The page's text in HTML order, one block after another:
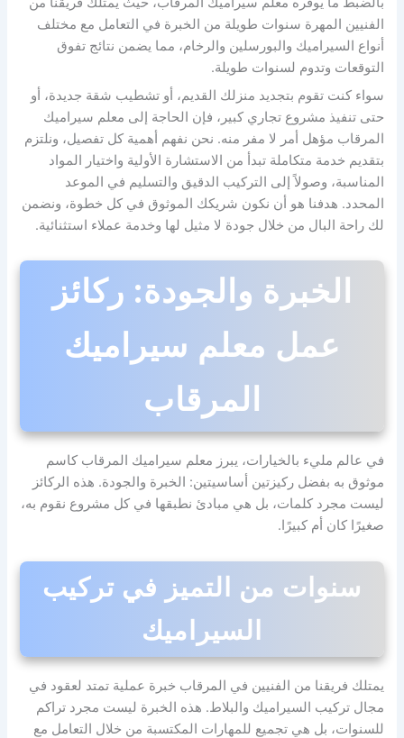
الفنيين المهرة سنوات طويلة من الخبرة في التعامل مع مختلف
أنواع السيراميك والبورسلين والرخام، مما يضمن نتائج تفوق
التوقعات وتدوم لسنوات طويلة.
سواء كنت تقوم بتجديد منزلك القديم، أو تشطيب شقة جديدة، أو
حتى تنفيذ مشروع تجاري كبير، فإن الحاجة إلى معلم سيراميك
المرقاب مؤهل أمر لا مفر منه. نحن نفهم أهمية كل تفصيل، ونلتزم
بتقديم خدمة متكاملة تبدأ من الاستشارة الأولية واختيار المواد
المناسبة، وصولاً إلى التركيب الدقيق والتسليم في الموعد
المحدد. هدفنا هو أن نكون شريكك الموثوق في كل خطوة، ونضمن
لك راحة البال من خلال جودة لا مثيل لها وخدمة عملاء استثنائية.
الخبرة والجودة: ركائز
عمل معلم سيراميك
المرقاب
في عالم مليء بالخيارات، يبرز معلم سيراميك المرقاب كاسم
موثوق به بفضل ركيزتين أساسيتين: الخبرة والجودة. هذه الركائز
ليست مجرد كلمات، بل هي مبادئ نطبقها في كل مشروع نقوم به،
صغيرًا كان أم كبيرًا.
سنوات من التميز في تركيب
السيراميك
يمتلك فريقنا من الفنيين في المرقاب خبرة عملية تمتد لعقود في
مجال تركيب السيراميك والبلاط. هذه الخبرة ليست مجرد تراكم
للسنوات، بل هي تجميع للمهارات المكتسبة من خلال التعامل مع